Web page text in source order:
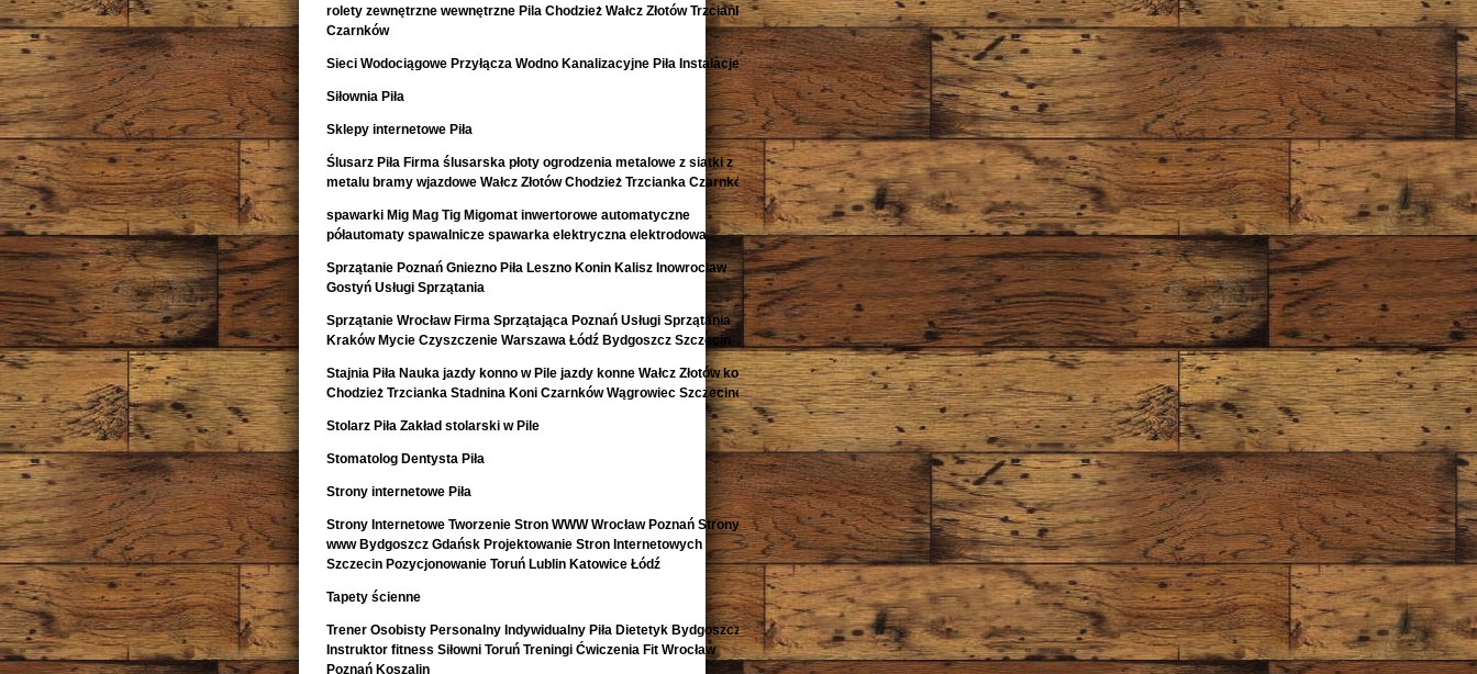
rolety zewnętrzne wewnętrzne Pila Chodzież Wałcz Złotów Trzcianka i
Czarnków
Sieci Wodociągowe Przyłącza Wodno Kanalizacyjne Piła Instalacje
Siłownia Piła
Sklepy internetowe Piła
Ślusarz Piła Firma ślusarska płoty ogrodzenia metalowe z siatki z
metalu bramy wjazdowe Wałcz Złotów Chodzież Trzcianka Czarnków
spawarki Mig Mag Tig Migomat inwertorowe automatyczne
półautomaty spawalnicze spawarka elektryczna elektrodowa
Sprzątanie Poznań Gniezno Piła Leszno Konin Kalisz Inowrocław
Gostyń Usługi Sprzątania
Sprzątanie Wrocław Firma Sprzątająca Poznań Usługi Sprzątania
Kraków Mycie Czyszczenie Warszawa Łódź Bydgoszcz Szczecin
Stajnia Piła Nauka jazdy konno w Pile jazdy konne Wałcz Złotów konie
Chodzież Trzcianka Stadnina Koni Czarnków Wągrowiec Szczecinek
Stolarz Piła Zakład stolarski w Pile
Stomatolog Dentysta Piła
Strony internetowe Piła
Strony Internetowe Tworzenie Stron WWW Wrocław Poznań Strony
www Bydgoszcz Gdańsk Projektowanie Stron Internetowych
Szczecin Pozycjonowanie Toruń Lublin Katowice Łódź
Tapety ścienne
Trener Osobisty Personalny Indywidualny Piła Dietetyk Bydgoszcz
Instruktor fitness Siłowni Toruń Treningi Ćwiczenia Fit Wrocław
Poznań Koszalin